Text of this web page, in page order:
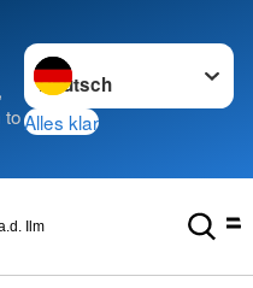
to
Sprache wechseln zu
Alles klar
Ilm